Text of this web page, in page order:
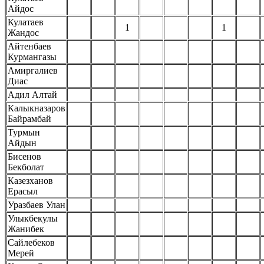
Айдос
Кулатаев
Жандос
1
1
Айтенбаев
Курмангазы
Амиргалиев
Диас
Адил Алтай
Калыкназаров
Байрамбай
Турмын
Айдын
Бисенов
Бекболат
Казезханов
Ерасыл
Уразбаев Улан
Улыкбекулы
Жанибек
Сайлебеков
Мерей